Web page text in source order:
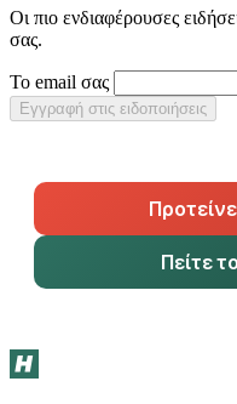
Οι πιο ενδιαφέρουσες
σας.
Το email σας
Εγγραφή στις ειδοποιήσεις
Πείτε